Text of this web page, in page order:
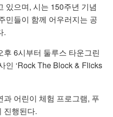
있으며, 시는 150주년 기념
민들이 함께 어우러지는 공
.
6시부터 둘루스 타운그린
인 ‘Rock The Block & Flicks
어린이 체험 프로그램, 푸
진행된다.